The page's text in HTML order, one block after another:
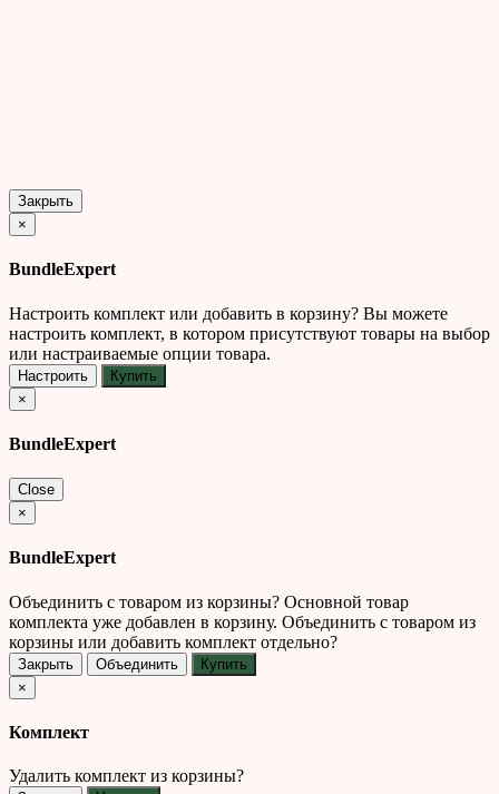
Закрыть
×
BundleExpert
Настроить комплект или добавить в корзину? Вы можете
настроить комплект, в котором присутствуют товары на выбор
или настраиваемые опции товара.
Настроить
Купить
×
BundleExpert
Close
×
BundleExpert
Объединить с товаром из корзины? Основной товар
комплекта уже добавлен в корзину. Объединить с товаром из
корзины или добавить комплект отдельно?
Закрыть Объединить
Купить
×
Комплект
Удалить комплект из корзины?